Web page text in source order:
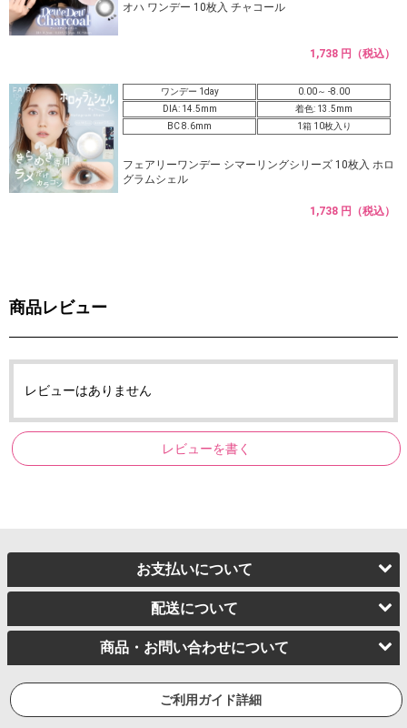
オハ ワンデー 10枚入 チャコール
1,738 円（税込）
ワンデー 1day
0.00～ -8.00
DIA: 14.5mm
着色: 13.5mm
BC 8.6mm
1箱 10枚入り
フェアリーワンデー シマーリングシリーズ 10枚入 ホロ
グラムシェル
1,738 円（税込）
商品レビュー
レビューはありません
レビューを書く
お支払いについて
配送について
商品・お問い合わせについて
ご利用ガイド詳細